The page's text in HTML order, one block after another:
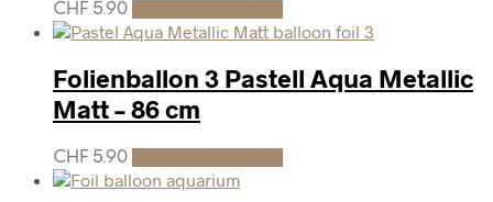
CHF 5.90
Folienballon 3 Pastell Aqua Metallic
Matt – 86 cm
CHF 5.90